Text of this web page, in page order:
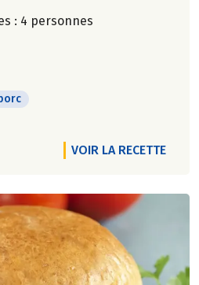
: 4 personnes
VOIR LA RECETTE